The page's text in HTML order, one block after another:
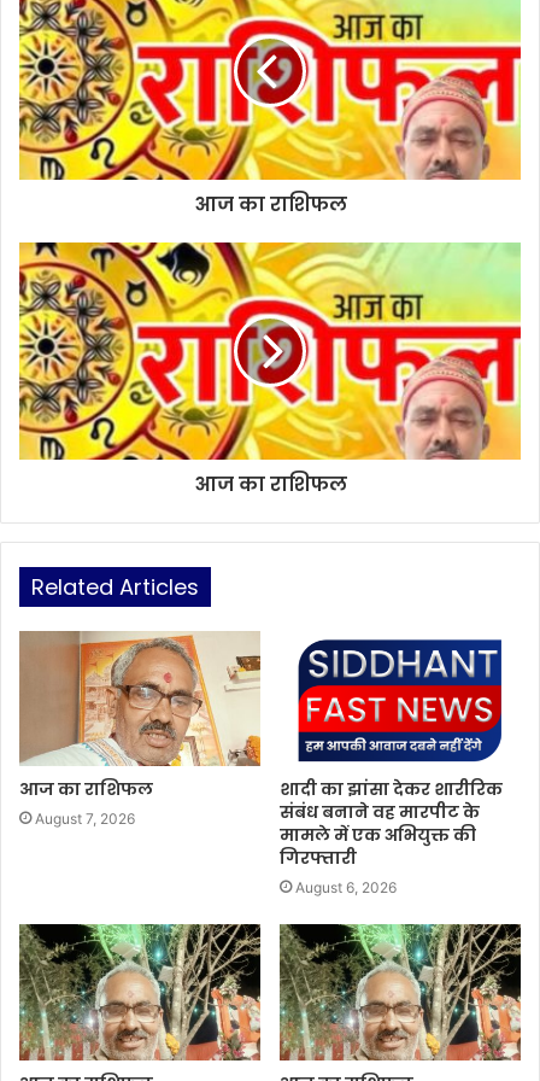
t
e
आज का राशिफल
आज का राशिफल
Related Articles
आज का राशिफल
August 7, 2026
शादी का झांसा देकर शारीरिक
संबंध बनाने वह मारपीट के
मामले में एक अभियुक्त की
गिरफ्तारी
August 6, 2026